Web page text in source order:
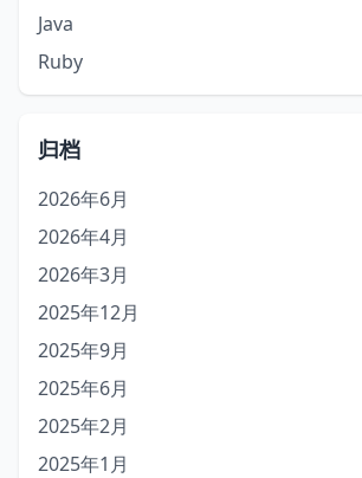
Java
Ruby
归档
2026年6月
2026年4月
2026年3月
2025年12月
2025年9月
2025年6月
2025年2月
2025年1月